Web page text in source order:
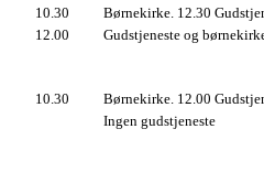
10.30
Børnekirke. 12.30
12.00
Gudstjeneste og
10.30
Børnekirke. 12.00
Ingen gudstjeneste